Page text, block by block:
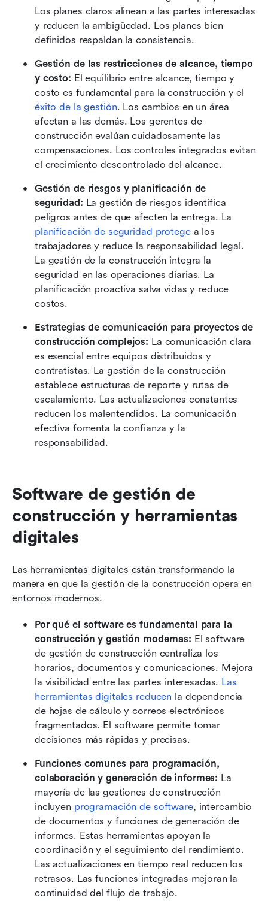
Los planes claros alinean a las partes interesadas
y reducen la ambigüedad. Los planes bien
definidos respaldan la consistencia.
Gestión de las restricciones de alcance, tiempo
y costo: El equilibrio entre alcance, tiempo y
éxito de la gestión. Los cambios en un área
afectan a las demás. Los gerentes de
construcción evalúan cuidadosamente las
compensaciones. Los controles integrados evitan
el crecimiento descontrolado del alcance.
Gestión de riesgos y planificación de
seguridad: La gestión de riesgos identifica
planificación de seguridad protege a los
trabajadores y reduce la responsabilidad legal.
La gestión de la construcción integra la
seguridad en las operaciones diarias. La
planificación proactiva salva vidas y reduce
costos.
Estrategias de comunicación para proyectos de
construcción complejos: La comunicación clara
es esencial entre equipos distribuidos y
contratistas. La gestión de la construcción
establece estructuras de reporte y rutas de
escalamiento. Las actualizaciones constantes
reducen los malentendidos. La comunicación
efectiva fomenta la confianza y la
responsabilidad.
Software de gestión de
construcción y herramientas
digitales
Las herramientas digitales están transformando la
manera en que la gestión de la construcción opera en
entornos modernos.
Por qué el software es fundamental para la
construcción y gestión modernas: El software
de gestión de construcción centraliza los
horarios, documentos y comunicaciones. Mejora
la visibilidad entre las partes interesadas. Las
herramientas digitales reducen la dependencia
de hojas de cálculo y correos electrónicos
fragmentados. El software permite tomar
decisiones más rápidas y precisas.
Funciones comunes para programación,
colaboración y generación de informes: La
mayoría de las gestiones de construcción
incluyen programación de software, intercambio
de documentos y funciones de generación de
informes. Estas herramientas apoyan la
coordinación y el seguimiento del rendimiento.
Las actualizaciones en tiempo real reducen los
retrasos. Las funciones integradas mejoran la
continuidad del flujo de trabajo.